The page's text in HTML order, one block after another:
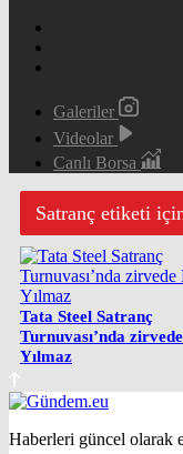
Galeriler
Videolar
Canlı Borsa
Satranç etiketi
Tata Steel Satranç
Turnuvası’nda
Yılmaz
Haberleri güncel olarak